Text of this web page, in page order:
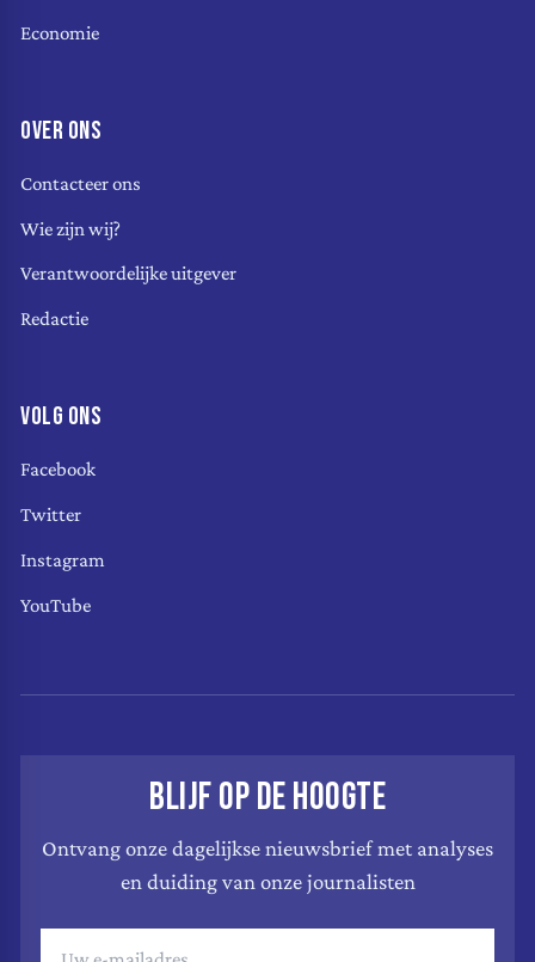
Economie
OVER ONS
Contacteer ons
Wie zijn wij?
Verantwoordelijke uitgever
Redactie
VOLG ONS
Facebook
Twitter
Instagram
YouTube
BLIJF OP DE HOOGTE
Ontvang onze dagelijkse nieuwsbrief met analyses
en duiding van onze journalisten